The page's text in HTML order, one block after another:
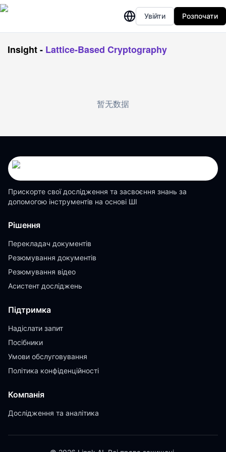
Увійти Розпочати
Insight- Lattice-Based Cryptography
暂无数据
Прискорте свої дослідження та засвоєння знань за
допомогою інструментів на основі ШІ
Рішення
Перекладач документів
Резюмування документів
Резюмування відео
Асистент досліджень
Підтримка
Надіслати запит
Посібники
Умови обслуговування
Політика конфіденційності
Компанія
Дослідження та аналітика